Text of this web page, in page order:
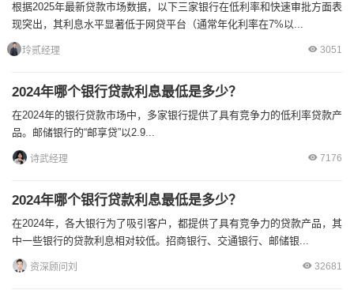
根据2025年最新贷款市场数据，以下三家银行在低利率和快速审批方面表
现突出，其利息水平显著低于网贷平台（通常年化利率在7%以...
玲贰经理 3051
2024年哪个银行贷款利息最低是多少？
在2024年的银行贷款市场中，多家银行提供了具有竞争力的低利率贷款产
品。邮储银行的“邮享贷”以2.9...
诗武经理 7176
2024年哪个银行贷款利息最低是多少？
在2024年，各大银行为了吸引客户，都提供了具有竞争力的贷款产品，其
中一些银行的贷款利息相对较低。招商银行、交通银行、邮储银...
资深顾问刘 32681